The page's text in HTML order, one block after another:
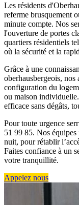
Les résidents
referme brusquement
minute compte. Nos
l'ouverture de portes
quartiers résidentiels
où la sécurité et la
Grâce à une
oberhausbergeois, nos
configuration du
ou maison
efficace sans dégâts,
Pour toute urgence
51 99 85. Nos
nuit, pour rétablir
Faites confiance à un
votre tranquillité.
Appelez nous